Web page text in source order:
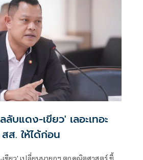
บแดง-เขียว' เลอะเทอะ
ส. ให้ได้ก่อน
ขียว' เปลี่ยนนายกฯ ตกคณิตศาสตร์ ชี้